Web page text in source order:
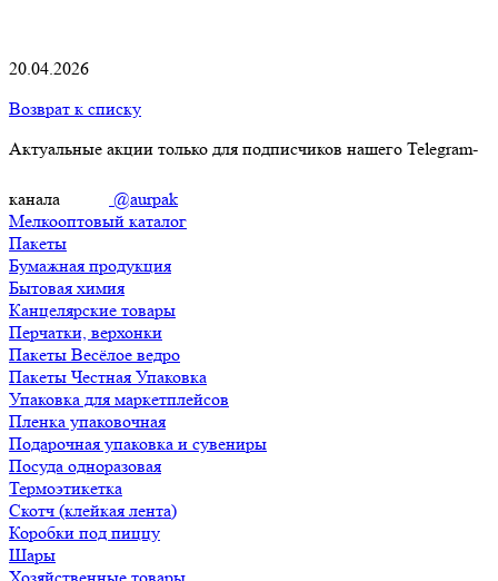
20.04.2026
Возврат к списку
Актуальные акции только для подписчиков нашего Telegram-
канала
@aurpak
Мелкооптовый каталог
Пакеты
Бумажная продукция
Бытовая химия
Канцелярские товары
Перчатки, верхонки
Пакеты Весёлое ведро
Пакеты Честная Упаковка
Упаковка для маркетплейсов
Пленка упаковочная
Подарочная упаковка и сувениры
Посуда одноразовая
Термоэтикетка
Скотч (клейкая лента)
Коробки под пиццу
Шары